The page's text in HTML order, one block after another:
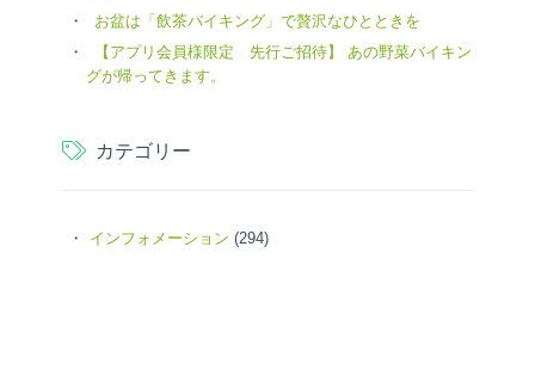
お盆は「飲茶バイキング」で贅沢なひとときを
【アプリ会員様限定 先行ご招待】 あの野菜バイキン
グが帰ってきます。
カテゴリー
インフォメーション (294)